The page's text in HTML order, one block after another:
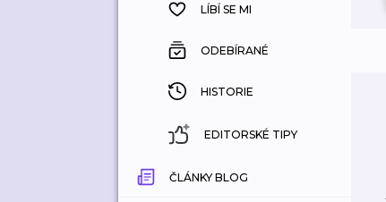
HISTORIE
LÍBÍ SE MI
ODEBÍRANÉ
HISTORIE
EDITORSKÉ TIPY
ČLÁNKY BLOG